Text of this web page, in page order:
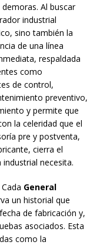
Al buscar
industrial
sino también la
de una línea
respaldada
como
de control,
preventivo,
y permite que
la celeridad que el
pre y postventa,
cierra el
necesita.
General
un historial que
de fabricación y,
asociados. Esta
como la